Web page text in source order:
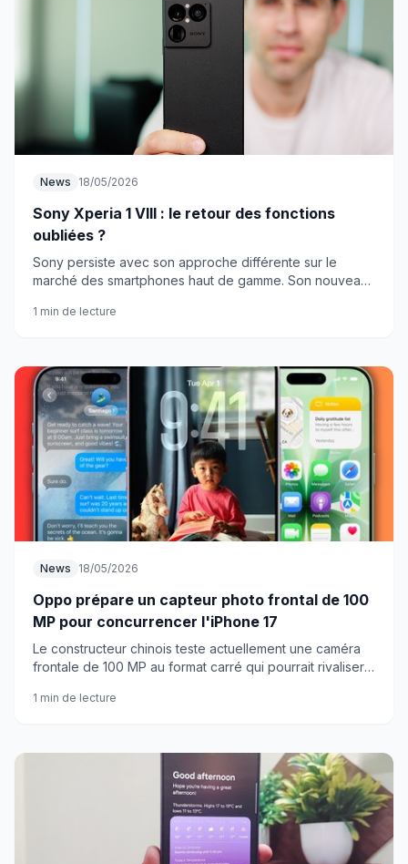
News 18/05/2026
Sony Xperia 1 VIII : le retour des fonctions
oubliées ?
Sony persiste avec son approche différente sur le
marché des smartphones haut de gamme. Son nouveau
concurrence a abandonnées.
1 min de lecture
News 18/05/2026
Oppo prépare un capteur photo frontal de 100
MP pour concurrencer l'iPhone 17
Le constructeur chinois teste actuellement une caméra
frontale de 100 MP au format carré qui pourrait rivaliser
1 min de lecture